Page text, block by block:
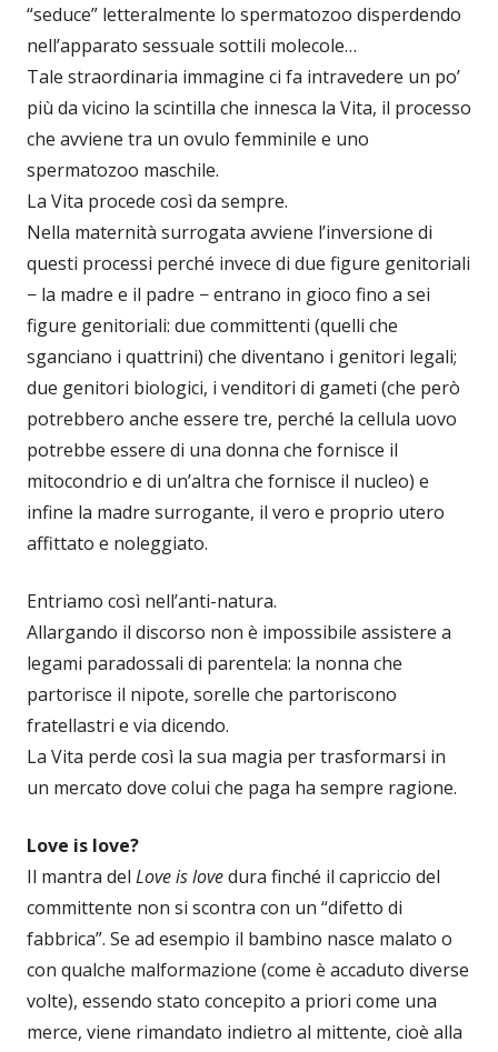
“seduce” letteralmente lo spermatozoo disperdendo
nell’apparato sessuale sottili molecole…
Tale straordinaria immagine ci fa intravedere un po’
più da vicino la scintilla che innesca la Vita, il processo
che avviene tra un ovulo femminile e uno
spermatozoo maschile.
La Vita procede così da sempre.
Nella maternità surrogata avviene l’inversione di
questi processi perché invece di due figure genitoriali
− la madre e il padre − entrano in gioco fino a sei
figure genitoriali: due committenti (quelli che
sganciano i quattrini) che diventano i genitori legali;
due genitori biologici, i venditori di gameti (che però
potrebbero anche essere tre, perché la cellula uovo
potrebbe essere di una donna che fornisce il
mitocondrio e di un’altra che fornisce il nucleo) e
infine la madre surrogante, il vero e proprio utero
affittato e noleggiato.
Entriamo così nell’anti-natura.
Allargando il discorso non è impossibile assistere a
legami paradossali di parentela: la nonna che
partorisce il nipote, sorelle che partoriscono
fratellastri e via dicendo.
La Vita perde così la sua magia per trasformarsi in
un mercato dove colui che paga ha sempre ragione.
Love is love?
Il mantra del Love is lovedura finché il capriccio del
committente non si scontra con un “difetto di
fabbrica”. Se ad esempio il bambino nasce malato o
con qualche malformazione (come è accaduto diverse
volte), essendo stato concepito a priori come una
merce, viene rimandato indietro al mittente, cioè alla